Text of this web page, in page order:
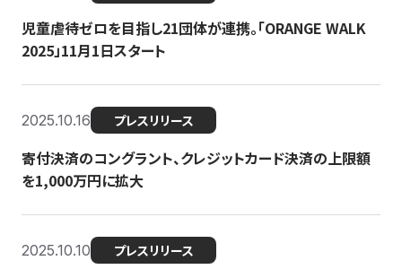
児童虐待ゼロを目指し21団体が連携。「ORANGE WALK
2025」11月1日スタート
2025.10.16 プレスリリース
寄付決済のコングラント、クレジットカード決済の上限額
を1,000万円に拡大
2025.10.10 プレスリリース